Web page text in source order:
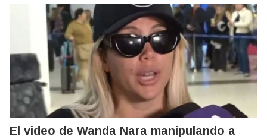
El video de Wanda Nara manipulando a